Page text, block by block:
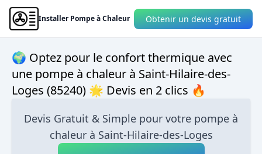
Installer Pompe à Chaleur Obtenir un devis gratuit
🌍 Optez pour le confort thermique avec
une pompe à chaleur à Saint-Hilaire-des-
Loges (85240) 🌟 Devis en 2 clics 🔥
Devis Gratuit & Simple pour votre pompe à
chaleur à Saint-Hilaire-des-Loges